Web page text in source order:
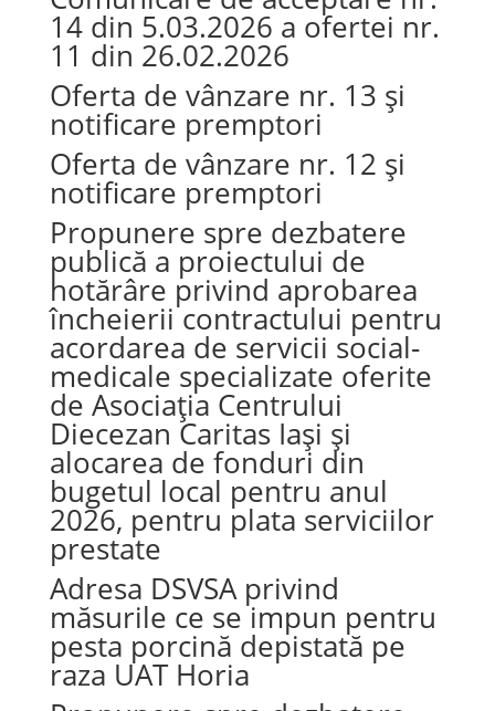
14 din 5.03.2026 a ofertei nr.
11 din 26.02.2026
Oferta de vânzare nr. 13 și
notificare premptori
Oferta de vânzare nr. 12 și
notificare premptori
Propunere spre dezbatere
publică a proiectului de
hotărâre privind aprobarea
încheierii contractului pentru
acordarea de servicii social-
medicale specializate oferite
de Asociația Centrului
Diecezan Caritas Iași și
alocarea de fonduri din
bugetul local pentru anul
2026, pentru plata serviciilor
prestate
Adresa DSVSA privind
măsurile ce se impun pentru
pesta porcină depistată pe
raza UAT Horia